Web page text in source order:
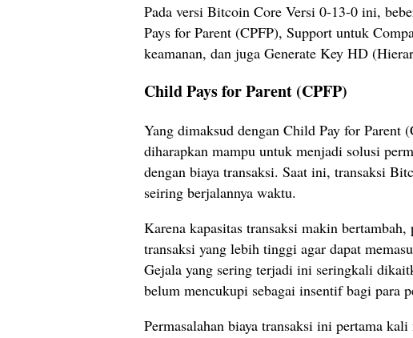
Pada versi Bitcoin Core Versi 0-13-0 ini,
Pays for Parent (CPFP), Support untuk
keamanan, dan juga Generate Key HD
Child Pays for Parent (CPFP)
Yang dimaksud dengan Child Pay for Parent
diharapkan mampu untuk menjadi solusi
dengan biaya transaksi. Saat ini, transaksi
seiring berjalannya waktu.
Karena kapasitas transaksi makin
transaksi yang lebih tinggi agar dapat
Gejala yang sering terjadi ini seringkali
belum mencukupi sebagai insentif bagi para
Permasalahan biaya transaksi ini pertama